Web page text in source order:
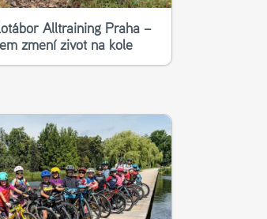
Alltraining Praha –
změní život na kole